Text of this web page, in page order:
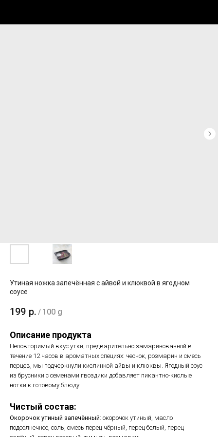
Утиная ножка запечённая с айвой и клюквой в ягодном
соусе
199 р. / 100 g
Описание продукта
Неповторимый вкус утки, предварительно замаринованной в
течение 12 часов в ароматных специях: чеснок, розмарин и смесь
перцев, мы подчеркнули кислинкой айвы и клюквы. Ягодный соус
из брусники с семенами гвоздики добавляет пикантно-кислые
нотки к готовому блюду.
Чистый состав:
Окорочок утиный запечённый: окорочок утиный, масло
подсолнечное, соль, смесь перец чёрный, перец белый, перец